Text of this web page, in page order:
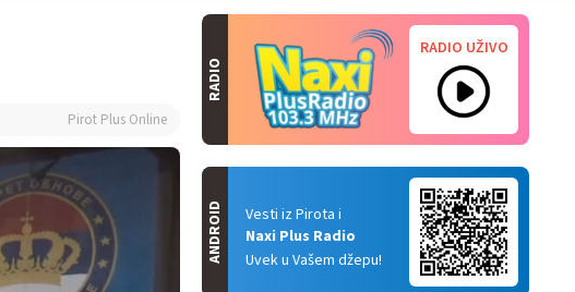
Pirot Plus Online
RADIO
RADIO UŽIVO
Vesti iz Pirota i
Naxi Plus Radio
Uvek u Vašem džepu!
ANDROID